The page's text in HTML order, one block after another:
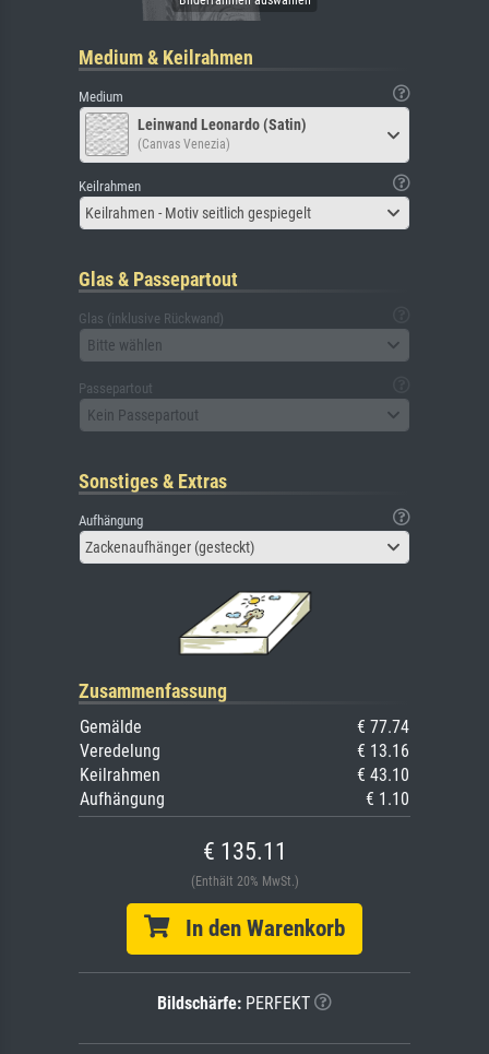
Medium & Keilrahmen
Medium
Leinwand Leonardo (Satin)
(Canvas Venezia)
Keilrahmen
Keilrahmen - Motiv seitlich gespiegelt
Glas & Passepartout
Glas (inklusive Rückwand)
Bitte wählen
Passepartout
Kein Passepartout
Sonstiges & Extras
Aufhängung
Zackenaufhänger (gesteckt)
Zusammenfassung
Gemälde
€ 77.74
Veredelung
€ 13.16
Keilrahmen
€ 43.10
Aufhängung
€ 1.10
€ 135.11
(Enthält 20% MwSt.)
In den Warenkorb
Bildschärfe: PERFEKT